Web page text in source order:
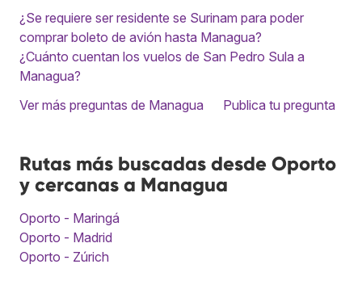
¿Se requiere ser residente se Surinam para poder
comprar boleto de avión hasta Managua?
¿Cuánto cuentan los vuelos de San Pedro Sula a
Managua?
Ver más preguntas de Managua
Publica tu pregunta
Rutas más buscadas desde Oporto
y cercanas a Managua
Oporto - Maringá
Oporto - Madrid
Oporto - Zúrich